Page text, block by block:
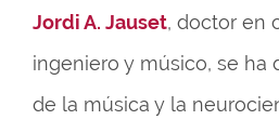
Jordi A. Jauset, doctor en
ingeniero y músico, se ha
de la música y la